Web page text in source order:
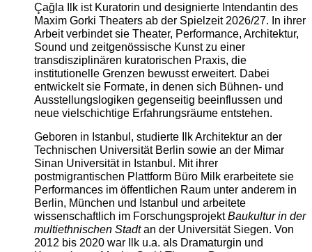
Çağla Ilk ist Kuratorin und designierte Intendantin des
Maxim Gorki Theaters ab der Spielzeit 2026/27. In ihrer
Arbeit verbindet sie Theater, Performance, Architektur,
Sound und zeitgenössische Kunst zu einer
transdisziplinären kuratorischen Praxis, die
institutionelle Grenzen bewusst erweitert. Dabei
entwickelt sie Formate, in denen sich Bühnen- und
Ausstellungslogiken gegenseitig beeinflussen und
neue vielschichtige Erfahrungsräume entstehen.
Geboren in Istanbul, studierte Ilk Architektur an der
Technischen Universität Berlin sowie an der Mimar
Sinan Universität in Istanbul. Mit ihrer
postmigrantischen Plattform Büro Milk erarbeitete sie
Performances im öffentlichen Raum unter anderem in
Berlin, München und Istanbul und arbeitete
wissenschaftlich im ForschungsprojektBaukultur in der
multiethnischen Stadtan der Universität Siegen. Von
2012 bis 2020 war Ilk u.a. als Dramaturgin und